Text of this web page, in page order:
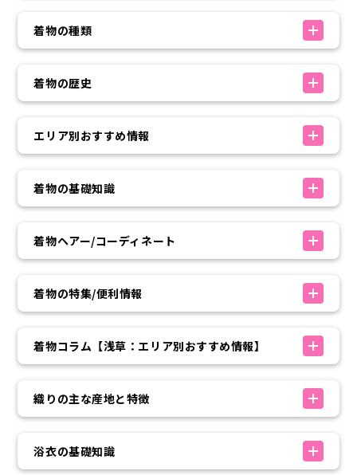
着物の種類
着物の歴史
エリア別おすすめ情報
着物の基礎知識
着物ヘアー/コーディネート
着物の特集/便利情報
着物コラム【浅草：エリア別おすすめ情報】
織りの主な産地と特徴
浴衣の基礎知識